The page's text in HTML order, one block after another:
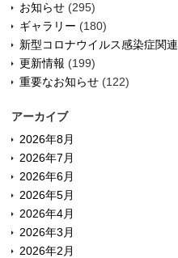
お知らせ (295)
ギャラリー (180)
新型コロナウイルス感染症関連
更新情報 (199)
重要なお知らせ (122)
アーカイブ
2026年8月
2026年7月
2026年6月
2026年5月
2026年4月
2026年3月
2026年2月